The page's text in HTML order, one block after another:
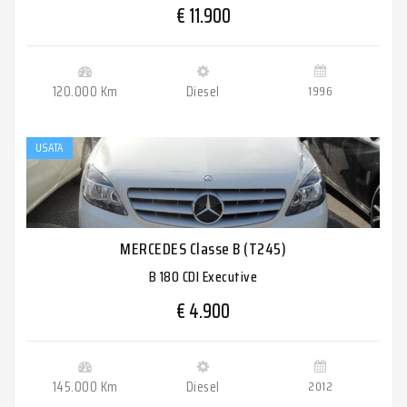
€ 11.900
120.000 Km Diesel 1996
USATA
MERCEDES Classe B (T245)
B 180 CDI Executive
€ 4.900
145.000 Km Diesel 2012